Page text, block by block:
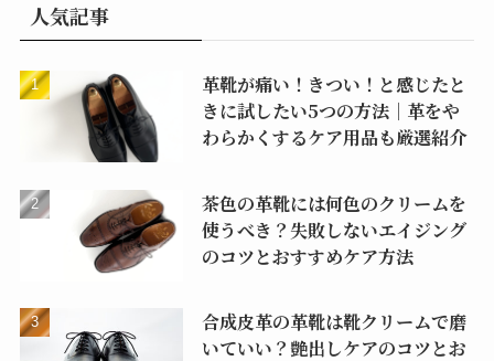
人気記事
革靴が痛い！きつい！と感じたと
きに試したい5つの方法｜革をや
わらかくするケア用品も厳選紹介
茶色の革靴には何色のクリームを
使うべき？失敗しないエイジング
のコツとおすすめケア方法
合成皮革の革靴は靴クリームで磨
いていい？艶出しケアのコツとお